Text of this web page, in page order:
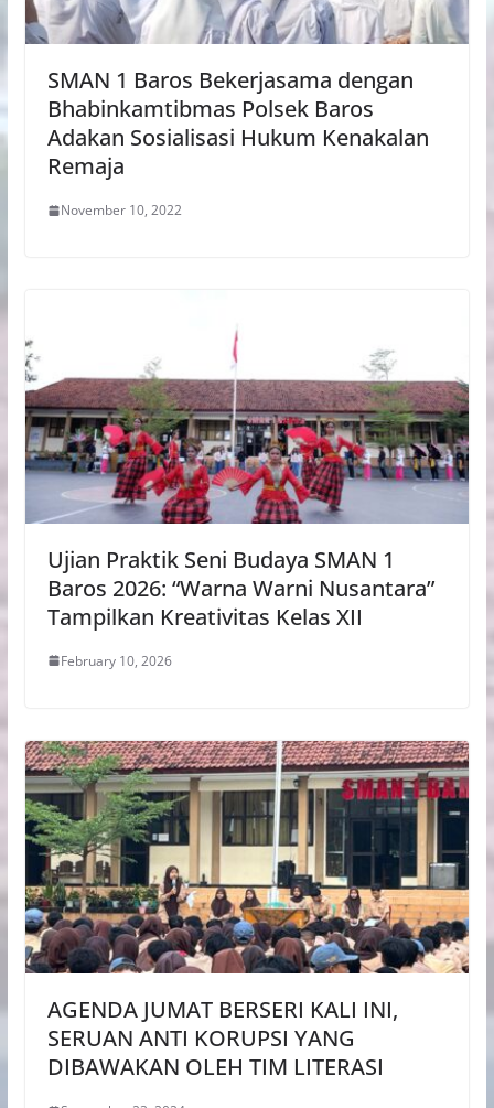
SMAN 1 Baros Bekerjasama dengan
Bhabinkamtibmas Polsek Baros
Adakan Sosialisasi Hukum Kenakalan
Remaja
November 10, 2022
Ujian Praktik Seni Budaya SMAN 1
Baros 2026: “Warna Warni Nusantara”
Tampilkan Kreativitas Kelas XII
February 10, 2026
AGENDA JUMAT BERSERI KALI INI,
SERUAN ANTI KORUPSI YANG
DIBAWAKAN OLEH TIM LITERASI